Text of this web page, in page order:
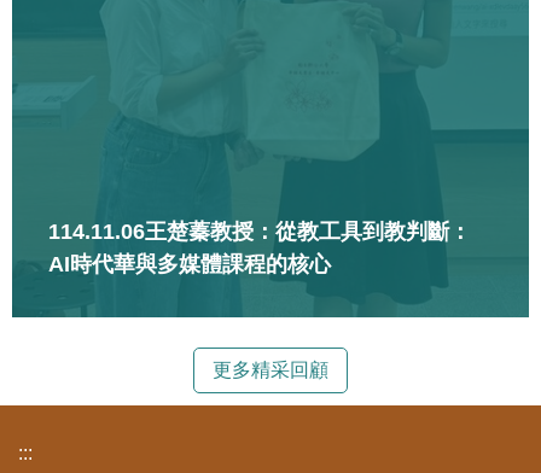
114.11.06王楚蓁教授：從教工具到教判斷：
AI時代華與多媒體課程的核心
更多精采回顧
:::